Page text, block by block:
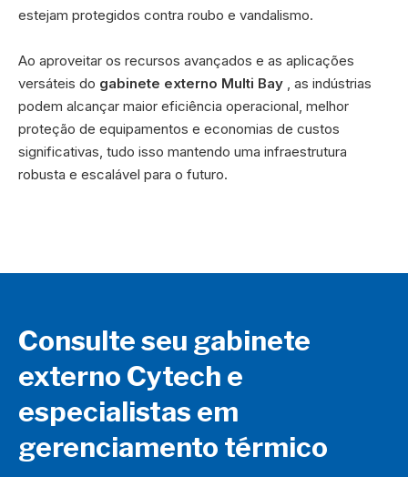
estejam protegidos contra roubo e vandalismo.
Ao aproveitar os recursos avançados e as aplicações
versáteis do gabinete externo Multi Bay , as indústrias
podem alcançar maior eficiência operacional, melhor
proteção de equipamentos e economias de custos
significativas, tudo isso mantendo uma infraestrutura
robusta e escalável para o futuro.
Consulte seu gabinete
externo Cytech e
especialistas em
gerenciamento térmico